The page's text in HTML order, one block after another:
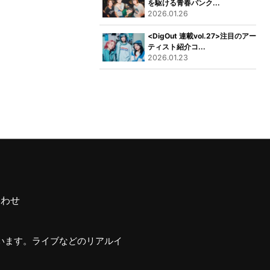
を駆ける青春パンク...
2026.01.26
<DigOut 連載vol.27>注目のアー
ティスト紹介コ...
2026.01.23
せ
す。ライブなどのリアルイ